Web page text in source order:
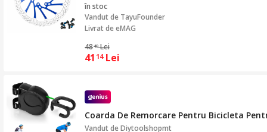
în stoc
Vandut de TayuFounder
Livrat de eMAG
4840 Lei
41 14 Lei
Coarda De Remorcare Pentru Bicicleta
Vandut deDiytoolshopmt